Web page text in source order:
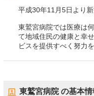
平成30年11月5日より
東鷲宮病院では医療は
て地域住民の健康と幸
ビスを提供すべく努力
東鷲宮病院の基本情